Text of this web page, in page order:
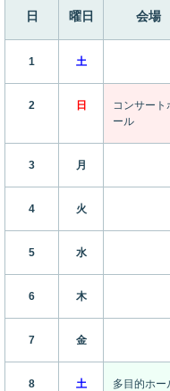
日 曜日 会場
1 土
2 日
コンサート
ール
3 月
4 火
5 水
6 木
7 金
8 土 多目的ホー